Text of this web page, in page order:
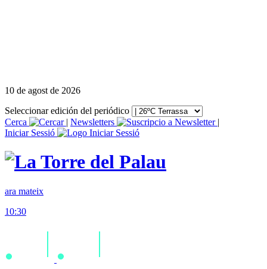
10 de agost de 2026
Seleccionar edición del periódico
Cerca
| Newsletters
|
Iniciar Sessió
ara mateix
10:30